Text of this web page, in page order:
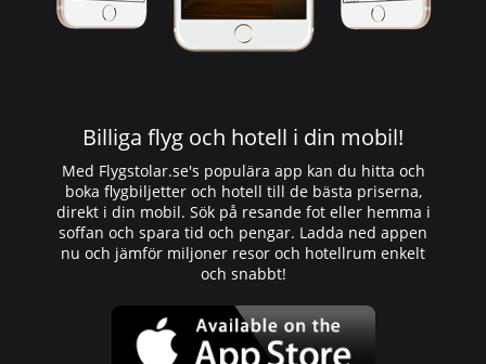
Billiga flyg och hotell i din mobil!
Med Flygstolar.se's populära app kan du hitta och
boka flygbiljetter och hotell till de bästa priserna,
direkt i din mobil. Sök på resande fot eller hemma i
soffan och spara tid och pengar. Ladda ned appen
nu och jämför miljoner resor och hotellrum enkelt
och snabbt!